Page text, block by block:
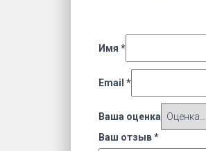
Имя *
Email *
Ваша оценка
Ваш отзыв*